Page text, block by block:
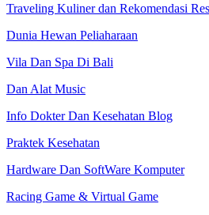
Traveling Kuliner dan Rekomendasi
Dunia Hewan Peliaharaan
Vila Dan Spa Di Bali
Dan Alat Music
Info Dokter Dan Kesehatan Blog
Praktek Kesehatan
Hardware Dan SoftWare Komputer
Racing Game & Virtual Game